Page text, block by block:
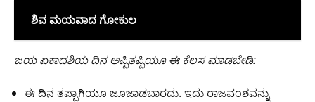
ಶಿವ ಮಯವಾದ ಗೋಕುಲ
ಜಯ ಏಕಾದಶಿಯ ದಿನ ಅಪ್ಪಿತಪ್ಪಿಯೂ ಈ ಕೆಲಸ ಮಾಡಬೇಡಿ:
ಈ ದಿನ ತಪ್ಪಾಗಿಯೂ ಜೂಜಾಡಬಾರದು. ಇದು ರಾಜವಂಶವನ್ನು